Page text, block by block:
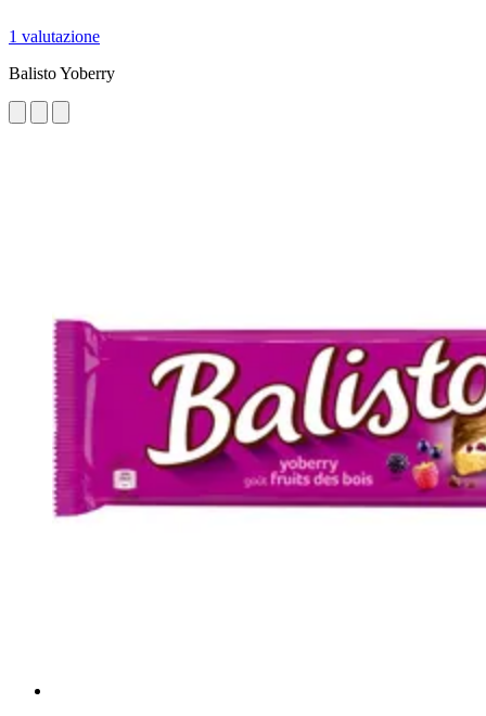
1 valutazione
Balisto Yoberry